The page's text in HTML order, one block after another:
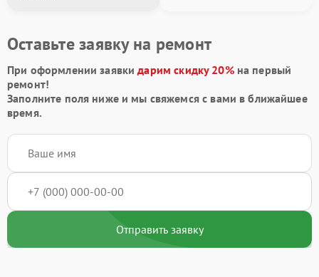
Оставьте заявку на ремонт
При оформлении заявкидарим скидку 20%на первый
ремонт!
Заполните поля ниже и мы свяжемся с вами в ближайшее
время.
Отправить заявку